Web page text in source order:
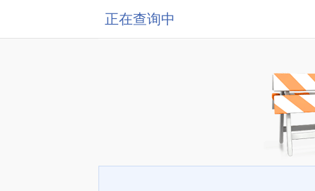
正在查询中